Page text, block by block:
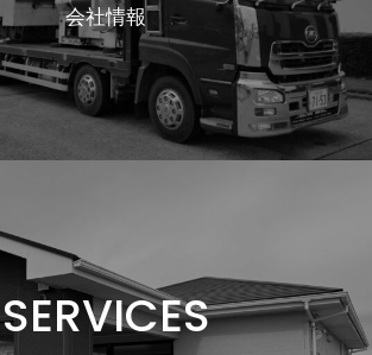
会社情報
SERVICES